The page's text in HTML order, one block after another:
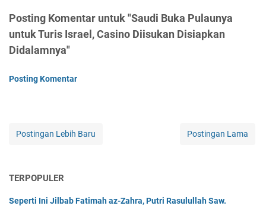
Posting Komentar untuk "Saudi Buka Pulaunya
untuk Turis Israel, Casino Diisukan Disiapkan
Didalamnya"
Posting Komentar
Postingan Lebih Baru Postingan Lama
TERPOPULER
Seperti Ini Jilbab Fatimah az-Zahra, Putri Rasulullah Saw.